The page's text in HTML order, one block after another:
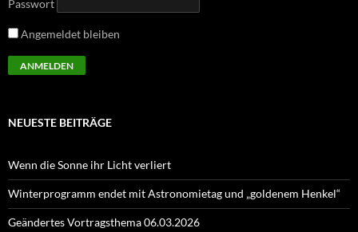
Passwort
Angemeldet bleiben
NEUESTE BEITRÄGE
Wenn die Sonne ihr Licht verliert
Winterprogramm endet mit Astronomietag und „goldenem Henkel“
Geändertes Vortragsthema 06.03.2026